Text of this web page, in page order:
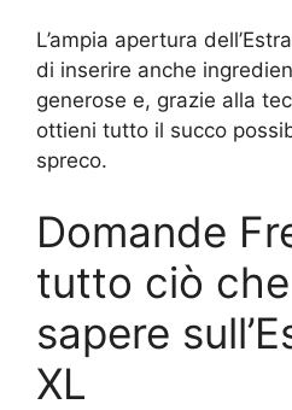
L’ampia apertura
di inserire anche
generose e, grazie alla
ottieni tutto il succo
spreco.
Domande
tutto ciò
sapere
XL